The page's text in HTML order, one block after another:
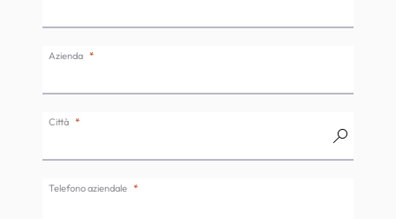
Azienda
Città
Telefono aziendale